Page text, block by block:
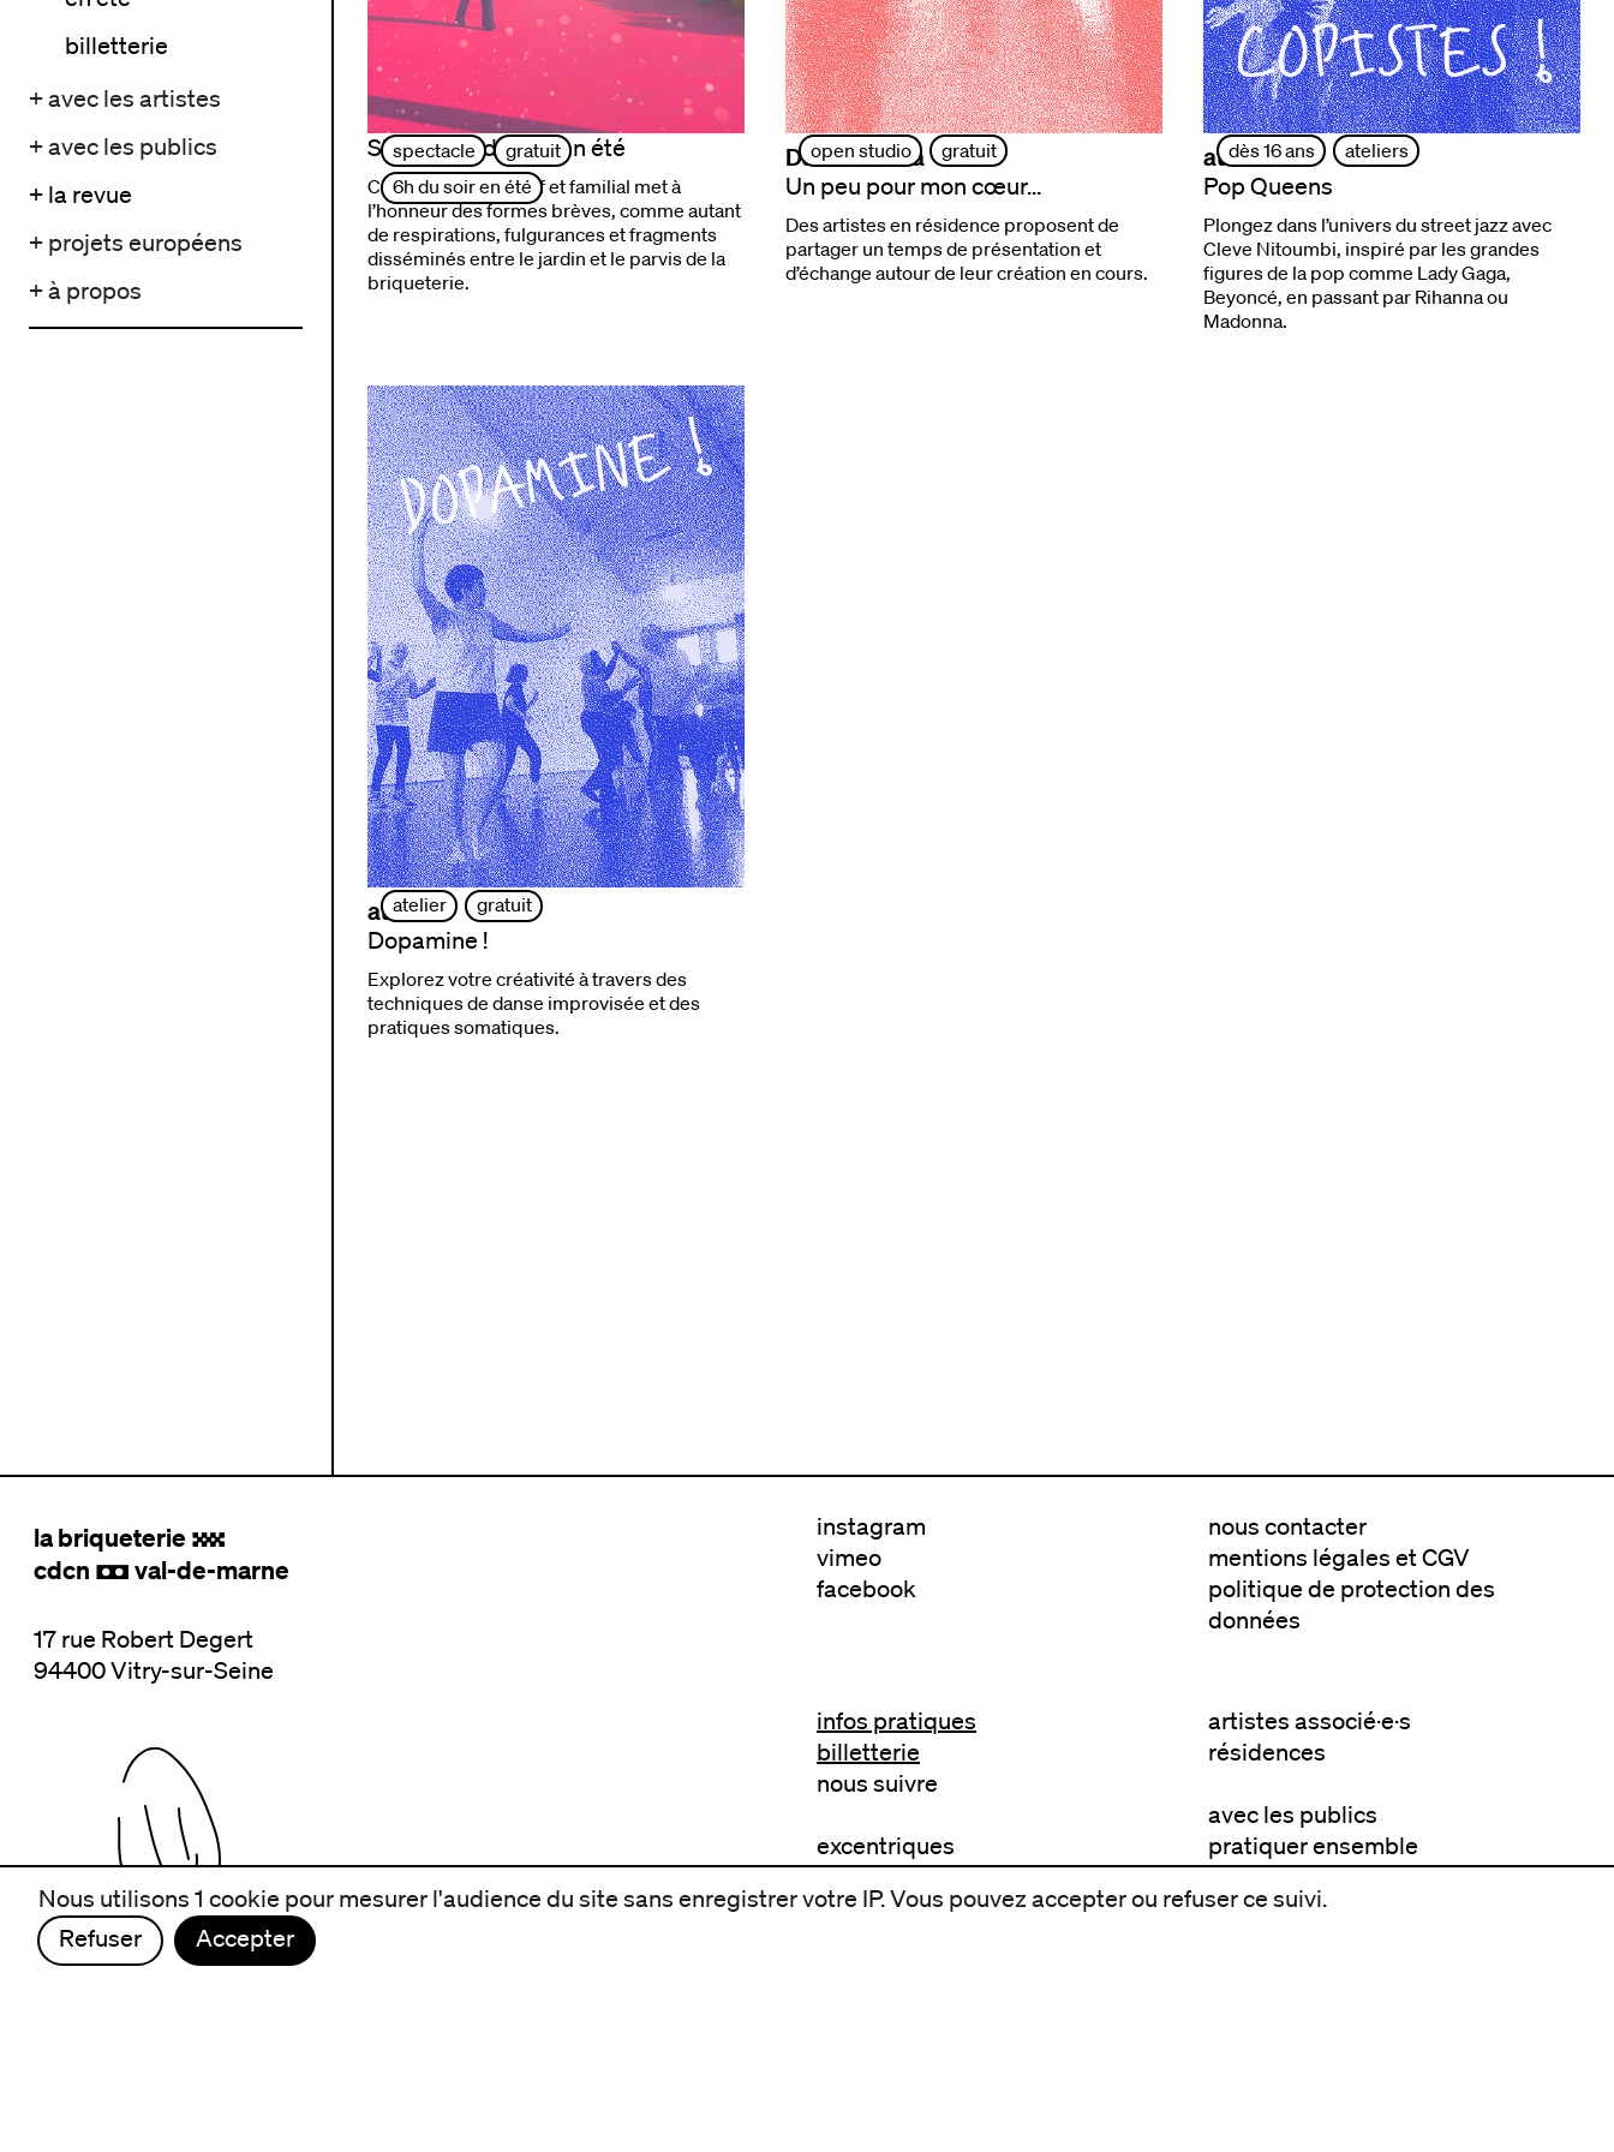
billetterie
+ avec les artistes
+ avec les publics
+ la revue
+ projets européens
+ à propos
spectacle
gratuit
6h du soir en été
Six heures du soir en été
Cet évènement festif et familial met à
l’honneur des formes brèves, comme autant
de respirations, fulgurances et fragments
disséminés entre le jardin et le parvis de la
briqueterie.
open studio gratuit
Dalila Belaza
Un peu pour mon cœur...
Des artistes en résidence proposent de
partager un temps de présentation et
d’échange autour de leur création en cours.
dès 16 ans ateliers
ateliers
Pop Queens
Plongez dans l’univers du street jazz avec
Cleve Nitoumbi, inspiré par les grandes
figures de la pop comme Lady Gaga,
Beyoncé, en passant par Rihanna ou
Madonna.
atelier gratuit
atelier
Dopamine !
Explorez votre créativité à travers des
techniques de danse improvisée et des
pratiques somatiques.
la briqueterie .
cdcn , val-de-marne
17 rue Robert Degert
94400 Vitry-sur-Seine
instagram
vimeo
facebook
nous contacter
mentions légales et CGV
politique de protection des
données
infos pratiques
billetterie
nous suivre
excentriques
biennale de danse
du Val-de-Marne
artistes associé·e·s
résidences
avec les publics
pratiquer ensemble
de l'école à l'université
prendre soin
Nous utilisons 1 cookie pour mesurer l'audience du site sans enregistrer votre IP. Vous pouvez accepter ou refuser ce suivi.
Refuser
Accepter